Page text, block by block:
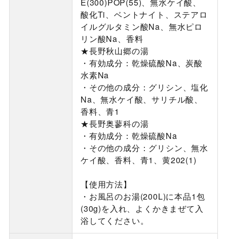
E(300)POP(55)、無水ケイ酸、
酸化Ti、ベントナイト、ステアロ
イルグルタミン酸Na、無水ピロ
リン酸Na、香料
★長野秋山郷の湯
・有効成分：乾燥硫酸Na、炭酸
水素Na
・その他の成分：グリシン、塩化
Na、無水ケイ酸、サリチル酸、
香料、青1
★長野奥蓼科の湯
・有効成分：乾燥硫酸Na
・その他の成分：グリシン、無水
ケイ酸、香料、青1、黄202(1)
【使用方法】
・お風呂のお湯(200L)に本品1包
(30g)を入れ、よくかきまぜて入
浴してください。